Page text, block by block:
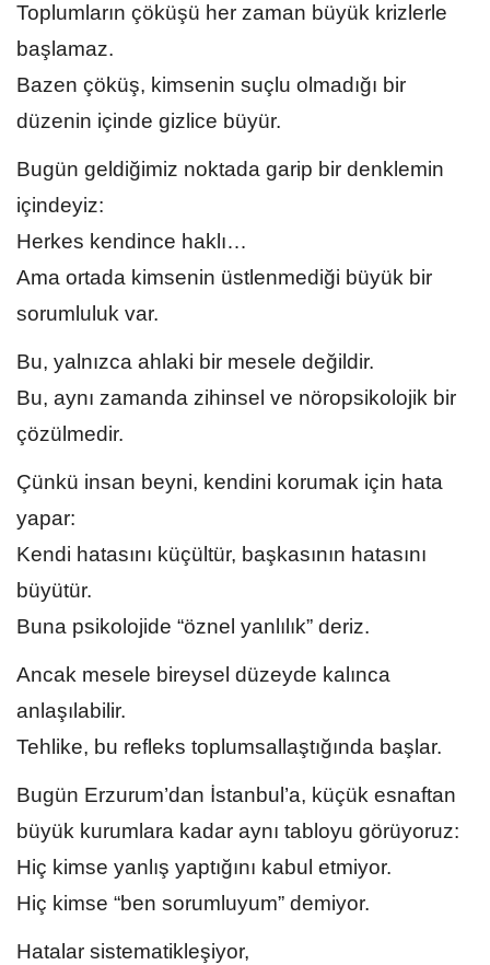
Toplumların çöküşü her zaman büyük krizlerle
başlamaz.
Bazen çöküş, kimsenin suçlu olmadığı bir
düzenin içinde gizlice büyür.
Bugün geldiğimiz noktada garip bir denklemin
içindeyiz:
Herkes kendince haklı…
Ama ortada kimsenin üstlenmediği büyük bir
sorumluluk var.
Bu, yalnızca ahlaki bir mesele değildir.
Bu, aynı zamanda zihinsel ve nöropsikolojik bir
çözülmedir.
Çünkü insan beyni, kendini korumak için hata
yapar:
Kendi hatasını küçültür, başkasının hatasını
büyütür.
Buna psikolojide “öznel yanlılık” deriz.
Ancak mesele bireysel düzeyde kalınca
anlaşılabilir.
Tehlike, bu refleks toplumsallaştığında başlar.
Bugün Erzurum’dan İstanbul’a, küçük esnaftan
büyük kurumlara kadar aynı tabloyu görüyoruz:
Hiç kimse yanlış yaptığını kabul etmiyor.
Hiç kimse “ben sorumluyum” demiyor.
Hatalar sistematikleşiyor,